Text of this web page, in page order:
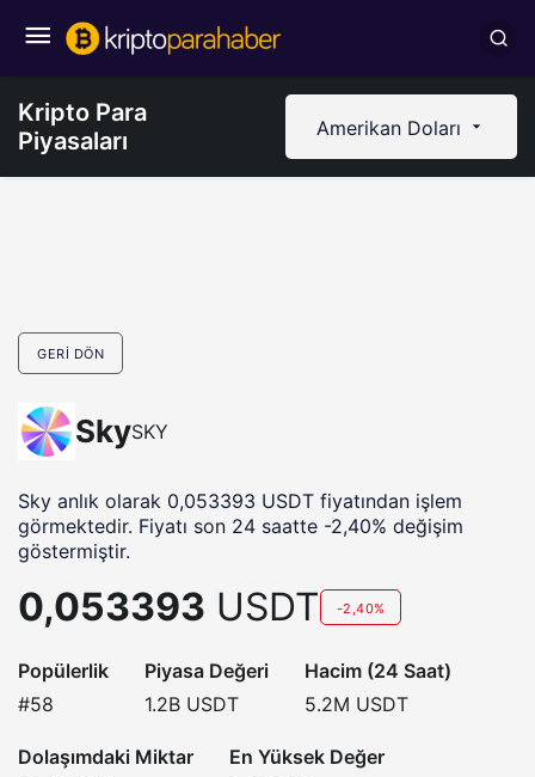
Kripto Para
Piyasaları
Amerikan Doları
GERI DÖN
SkySKY
Sky anlık olarak 0,053393 USDT fiyatından işlem
görmektedir. Fiyatı son 24 saatte -2,40% değişim
göstermiştir.
0,053393 USDT -2,40%
Popülerlik
#58
Piyasa Değeri
1.2B USDT
Hacim (24 Saat)
5.2M USDT
Dolaşımdaki Miktar
En Yüksek Değer